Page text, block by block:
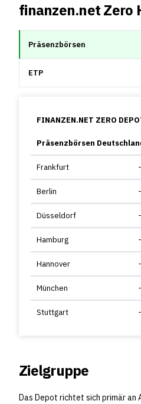
finanzen.net Zero
Präsenzbörsen
ETP
FINANZEN.NET ZERO
Präsenzbörsen
Frankfurt
Berlin
Düsseldorf
Hamburg
Hannover
München
Stuttgart
Zielgruppe
Das Depot richtet sich primär